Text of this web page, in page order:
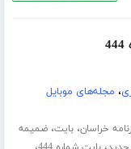
، مجله‌های موبایل
خراسان،بایت،ضمیمه